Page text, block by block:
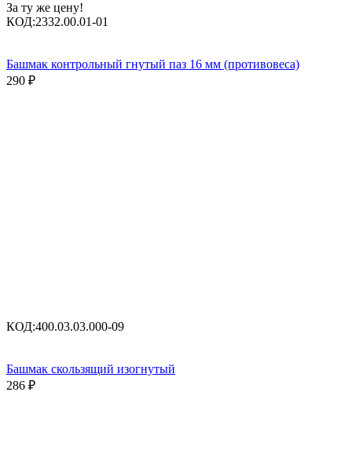
За ту же цену!
КОД:2332.00.01-01
Башмак контрольный гнутый паз 16 мм (противовеса)
290 ₽
КОД:400.03.03.000-09
Башмак скользящий изогнутый
286 ₽